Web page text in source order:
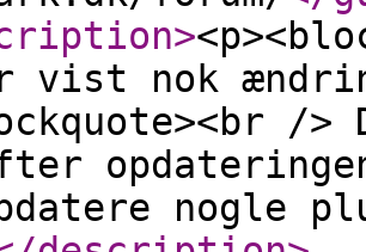
>
vist nok
/>
nogle